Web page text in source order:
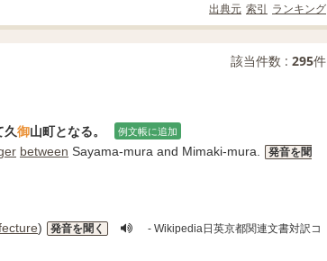
出典元 索引 ランキング
該当件数 : 295件
久御山町となる。 例文帳に追加
between Sayama-mura and Mimaki-mura.
発音を聞
) 発音を聞く
- Wikipedia日英京都関連文書対訳コ